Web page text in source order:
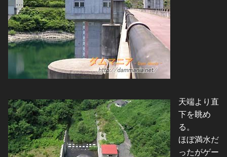
天端より直
下を眺め
る。
ほぼ満水だ
ったがゲー